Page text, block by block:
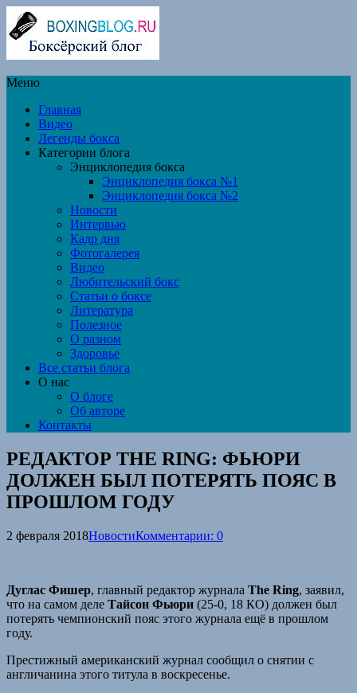
Меню
Главная
Видео
Легенды бокса
Категории блога
Энциклопедия бокса
Энциклопедия бокса №1
Энциклопедия бокса №2
Новости
Интервью
Кадр дня
Фотогалерея
Видео
Любительский бокс
Статьи о боксе
Литература
Полезное
О разном
Здоровье
Все статьи блога
О нас
О блоге
Об авторе
Контакты
РЕДАКТОР THE RING: ФЬЮРИ
ДОЛЖЕН БЫЛ ПОТЕРЯТЬ ПОЯС В
ПРОШЛОМ ГОДУ
2 февраля 2018НовостиКомментарии: 0
Дуглас Фишер, главный редактор журнала The Ring, заявил,
что на самом деле Тайсон Фьюри (25-0, 18 КО) должен был
потерять чемпионский пояс этого журнала ещё в прошлом
году.
Престижный американский журнал сообщил о снятии с
англичанина этого титула в воскресенье.